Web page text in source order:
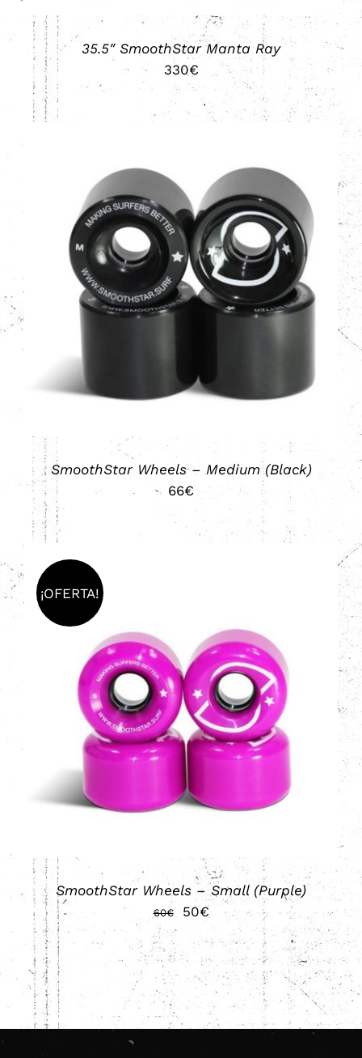
35.5″ SmoothStar Manta Ray
330€
AÑADIR AL CARRITO / DETALLES
SmoothStar Wheels – Medium (Black)
66€
¡OFERTA!
AÑADIR AL CARRITO / DETALLES
SmoothStar Wheels – Small (Purple)
60€
El
precio
original
era:
60€.
50€El
precio
actual
es:
50€.